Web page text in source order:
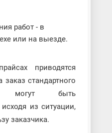
работ - в
или на выезде.
приводятся
стандартного
могут быть
из ситуации,
заказчика.